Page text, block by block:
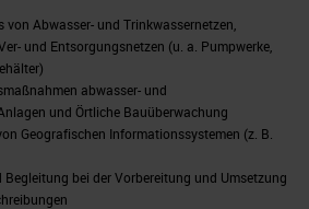
Abwasser- und Trinkwassernetzen,
und Entsorgungsnetzen (u. a. Pumpwerke,
abwasser- und
und Örtliche Bauüberwachung
Geografischen Informationssystemen (z. B.
bei der Vorbereitung und Umsetzung